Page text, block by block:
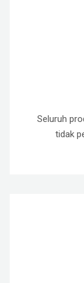
Seluruh
tidak